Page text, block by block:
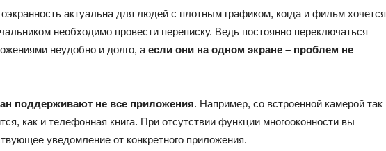
актуальна для людей с плотным графиком, когда и фильм хочется
необходимо провести переписку. Ведь постоянно переключаться
неудобно и долго, а если они на одном экране – проблем не
поддерживают не все приложения. Например, со встроенной камерой так
как и телефонная книга. При отсутствии функции многооконности вы
уведомление от конкретного приложения.